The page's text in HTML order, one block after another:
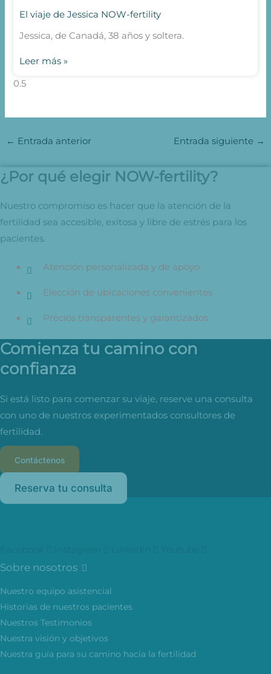
El viaje de Jessica NOW-fertility
Jessica, de Canadá, 38 años y soltera.
Leer más »
← Entrada anterior Entrada siguiente →
¿Por qué elegir NOW-fertility?
Nuestro compromiso es hacer que la atención de la
fertilidad sea accesible, exitosa y libre de estrés para los
pacientes.
Atención personalizada y de apoyo
Elección de ubicaciones convenientes
Precios transparentes y garantizados
Comienza tu camino con
confianza
Si está listo para comenzar su viaje, reserve una consulta
con uno de nuestros experimentados consultores de
fertilidad.
Contáctenos
Reserva tu consulta
Sobre nosotros
Nuestro equipo asistencial
Historias de nuestros pacientes
Nuestros Testimonios
Nuestra visión y objetivos
Nuestra guía para su camino hacia la fertilidad